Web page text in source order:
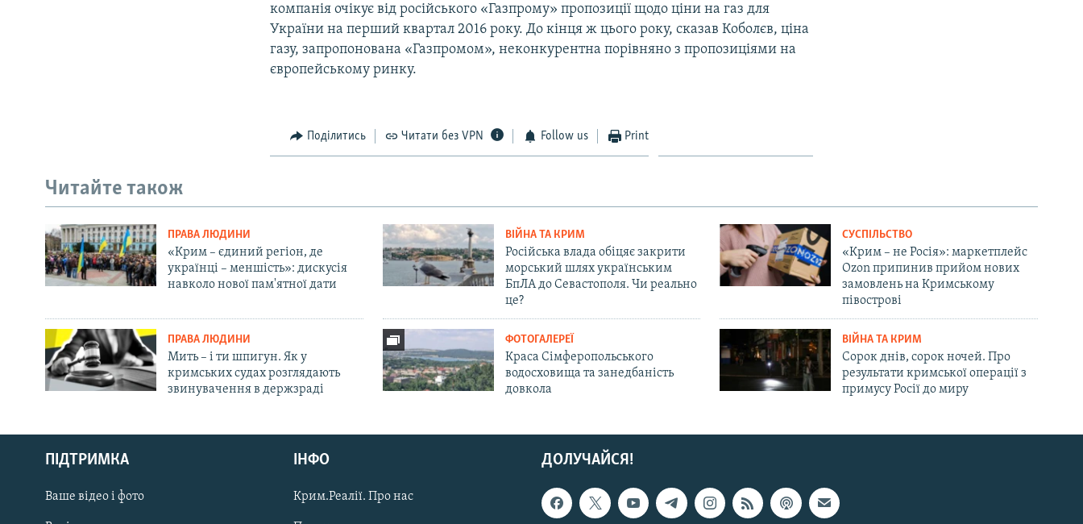
Русский
Qırımtatar
ДОЛУЧАЙСЯ!
компанія очікує від російського «Газпрому» пропозиції щодо ціни на газ для
України на перший квартал 2016 року. До кінця ж цього року, сказав Коболєв, ціна
газу, запропонована «Газпромом», неконкурентна порівняно з пропозиціями на
європейському ринку.
Поділитись Читати без VPN Follow us Print
Читайте також
ПРАВА ЛЮДИНИ
«Крим – єдиний регіон, де
українці – меншість»: дискусія
навколо нової пам'ятної дати
ВІЙНА ТА КРИМ
Російська влада обіцяє закрити
морський шлях українським
БпЛА до Севастополя. Чи реально
це?
СУСПІЛЬСТВО
«Крим – не Росія»: маркетплейс
Ozon припинив прийом нових
замовлень на Кримському
півострові
ПРАВА ЛЮДИНИ
Мить – і ти шпигун. Як у
кримських судах розглядають
звинувачення в держзраді
ФОТОГАЛЕРЕЇ
Краса Сімферопольського
водосховища та занедбаність
довкола
ВІЙНА ТА КРИМ
Сорок днів, сорок ночей. Про
результати кримської операції з
примусу Росії до миру
ДОЛУЧАЙСЯ!
ПІДТРИМКА
Ваше відео і фото
ІНФО
Крим.Реалії. Про нас